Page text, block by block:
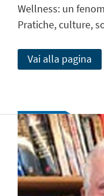
Wellness: un
Pratiche, culture,
Vai alla pagina